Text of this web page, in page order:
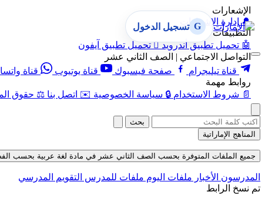
الإشعارات
🔔 إدارة الإشعارات
التطبيقات
🤖 تحميل تطبيق أندرويد  تحميل تطبيق آيفون
التواصل الاجتماعي | الصف الثاني عشر
قناة تيليجرام
صفحة فيسبوك قناة يوتيوب قناة
روابط مهمة
📄 شروط الاستخدام 🔒 سياسة الخصوصية ✉️ اتصل بنا ⚖️ حقوق
G تسجيل الدخول
بحث
المناهج الإماراتية
جميع الملفات المتوفرة بحسب الصف الثاني عشر في مادة لغة عربية بحسب الفصل
المدرسون الأخبار ملفات اليوم ملفات للمدرس التقويم المدرسي
تم نسخ الرابط